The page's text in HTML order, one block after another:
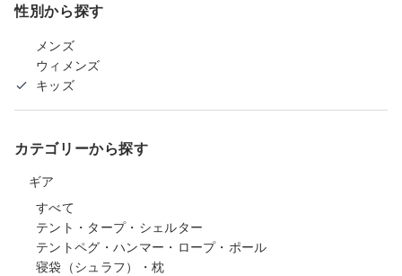
性別から探す
メンズ
ウィメンズ
キッズ
カテゴリーから探す
ギア
すべて
テント・タープ・シェルター
テントペグ・ハンマー・ロープ・ポール
寝袋（シュラフ）・枕